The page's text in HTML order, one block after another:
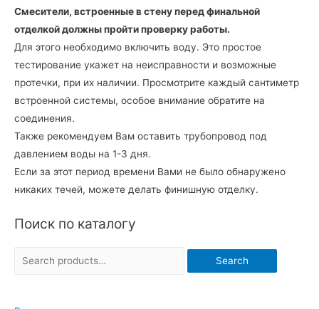
Поиск по каталогу
Search
Смесители, встроенные в стену перед финальной
отделкой должны пройти проверку работы.
Для этого необходимо включить воду. Это простое
тестирование укажет на неисправности и возможные
протечки, при их наличии. Просмотрите каждый сантиметр
встроенной системы, особое внимание обратите на
соединения.
Также рекомендуем Вам оставить трубопровод под
давлением воды на 1-3 дня.
Если за этот период времени Вами не было обнаружено
никаких течей, можете делать финишную отделку.